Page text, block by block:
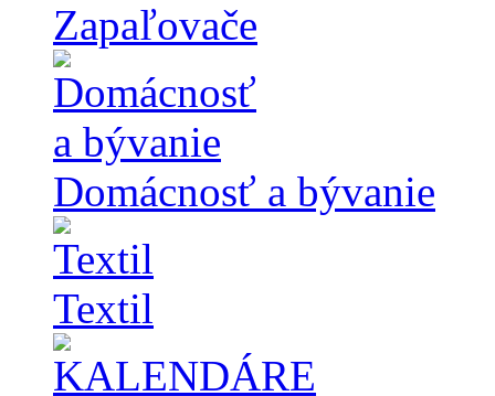
Zapaľovače
Domácnosť a bývanie
Textil